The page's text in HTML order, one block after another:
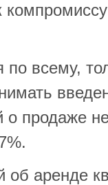
по всему,
о продаже
об аренде